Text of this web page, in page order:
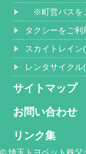
※町営バスを
タクシーをご利
スカイトレイン
レンタサイクル
サイトマップ
お問い合わせ
リンク集
© 埼玉トヨペット秩父